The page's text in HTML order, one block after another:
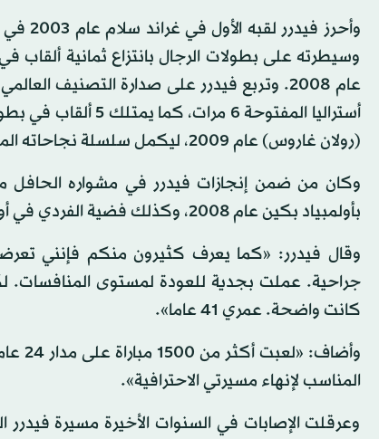
وأحرز
أستراليا
(رولان غاروس) عام 2009، ليكمل سلسلة نجاحاته المذهلة في بطولات الغراند سلام.
وكان من ضمن إنجازات فيدرر في مشواره الحافل
بأولمبياد بكين عام 2008، وكذلك فضية الفردي في أولمبياد لندن عام 2012.
وقال فيدرر: «كما يعرف كثيرون منكم فإنني
جراحية. عملت بجدية للعودة لمستوى المنافسات.
كانت واضحة. عمري 41 عاما».
المناسب لإنهاء مسيرتي الاحترافية».
وعرقلت الإصابات في السنوات الأخيرة مسيرة